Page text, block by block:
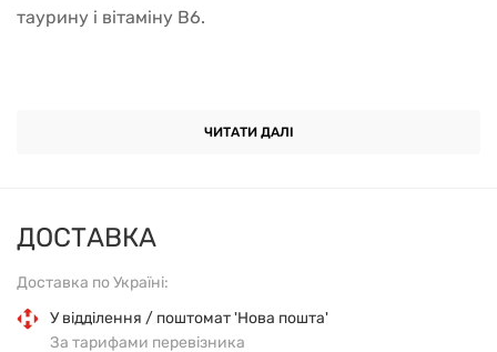
ДОСТАВКА
Доставка по Україні:
У відділення / поштомат 'Нова пошта'
За тарифами перевізника
таурину і вітаміну B6.
Ацетил L-карнітин набагато ефективніший, ніж
в мітохондрії. Ацетильована форма L-карнітину
може бути значно ефективнішою, ніж звичайний L-
карнітин.
ЧИТАТИ ДАЛІ